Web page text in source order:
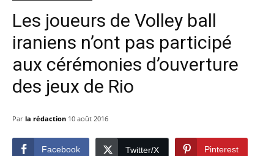
Les joueurs de Volley ball
iraniens n’ont pas participé
aux cérémonies d’ouverture
des jeux de Rio
Par la rédaction 10 août 2016
Facebook Twitter/X Pinterest